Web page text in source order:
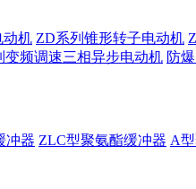
动机 ZD系列锥形转子电动机
变频调速三相异步电动机 防
冲器 ZLC型聚氨酯缓冲器 A